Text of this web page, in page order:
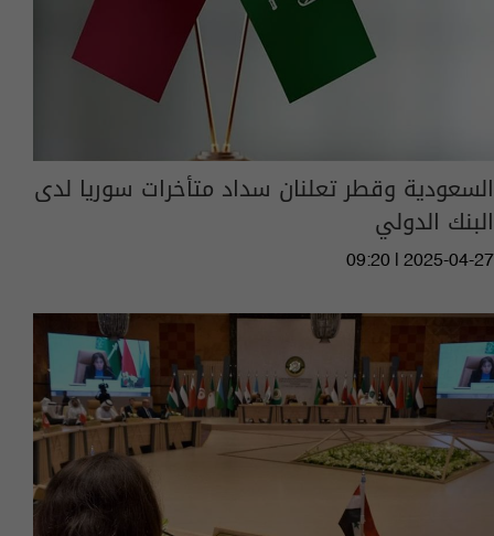
السعودية وقطر تعلنان سداد متأخرات سوريا لدى
البنك الدولي
09:20 | 2025-04-27